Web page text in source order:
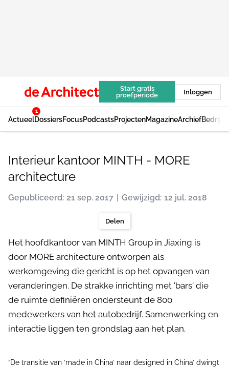
Start gratis
proefperiode
Inloggen
Actueel
1
DossiersFocusPodcastsProjectenMagazineArchief
Interieur kantoor MINTH - MORE
architecture
Gepubliceerd: 21 sep. 2017 Gewijzigd: 12 jul. 2018
Delen
Het hoofdkantoor van MINTH Group in Jiaxing is
door MORE architecture ontworpen als
werkomgeving die gericht is op het opvangen van
veranderingen. De strakke inrichting met 'bars' die
de ruimte definiëren ondersteunt de 800
medewerkers van het autobedrijf. Samenwerking en
interactie liggen ten grondslag aan het plan.
“De transitie van ‘made in China’ naar designed in China’ dwingt